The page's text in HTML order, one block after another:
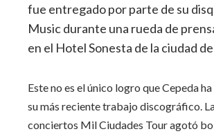
fue entregado por parte de su
Music durante una rueda de
en el Hotel Sonesta de la ciudad
Este no es el único logro que Cepeda
su más reciente trabajo discográfico.
conciertos Mil Ciudades Tour agotó